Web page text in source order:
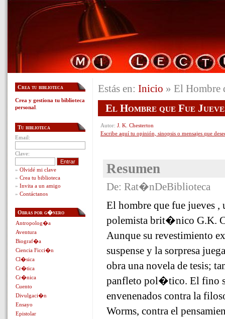
Estás en: Inicio » El Hombre
El Hombre que Fue
Autor: J. K. Chesterton
Escribe aquí tu opinión, sinopsis o mensajes que
Resumen
De: Rat�nDeBiblioteca
El hombre que fue jueves
polemista brit�nico G.K.
Aunque su revestimiento
suspense y la sorpresa
obra una novela de tesis;
panfleto pol�tico. El fino
envenenados contra la
Worms, contra el
Crea tu biblioteca
Crea y gestiona tu biblioteca
personal
Tu biblioteca
Email:
Clave:
» Olvidé mi clave
» Crea tu biblioteca
» Invita a un amigo
» Contáctanos
Obras por g�nero
Antropolog�a
Aventura
Biograf�a
Ciencia Ficci�n
Cl�sica
Cr�tica
Cr�nica
Cuento
Divulgaci�n
Ensayo
Epistolar